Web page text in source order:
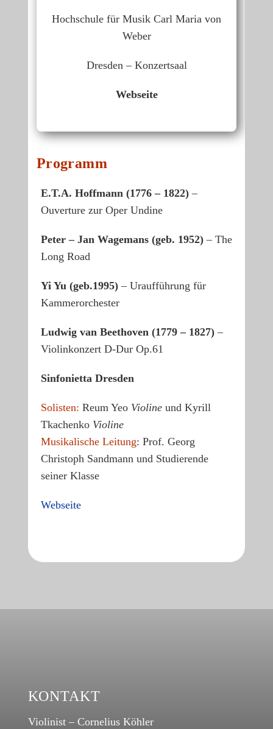
Hochschule für Musik Carl Maria von
Weber
Dresden – Konzertsaal
Webseite
Programm
E.T.A. Hoffmann (1776 – 1822)–
Ouverture zur Oper Undine
Peter – Jan Wagemans (geb. 1952)– The
Long Road
Yi Yu (geb.1995)– Uraufführung für
Kammerorchester
Ludwig van Beethoven (1779 – 1827)–
Violinkonzert D-Dur Op.61
Sinfonietta Dresden
Solisten: Reum Yeo Violineund Kyrill
Tkachenko Violine
Musikalische Leitung: Prof. Georg
Christoph Sandmann und Studierende
seiner Klasse
Webseite
KONTAKT
Violinist – Cornelius Köhler